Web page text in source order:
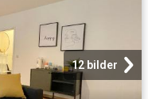
12 bilder